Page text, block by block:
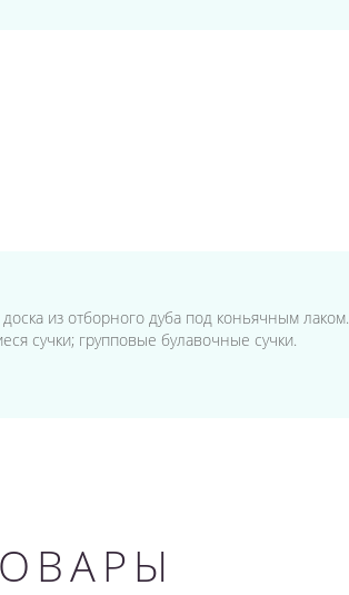
из отборного дуба под коньячным лаком.
сучки; групповые булавочные сучки.